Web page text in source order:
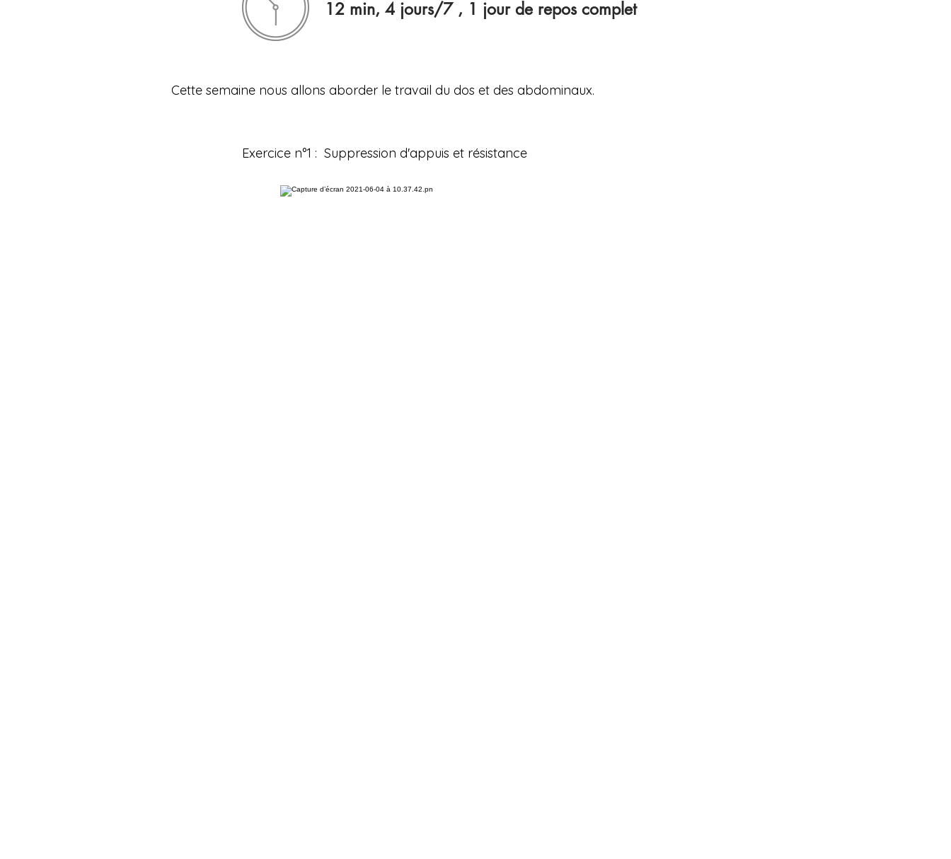
12 min, 4 jours/7 , 1 jour de repos complet
Exercice n°1 : Suppression d'appuis et résistance
Cette semaine nous allons aborder le travail du dos et des abdominaux.